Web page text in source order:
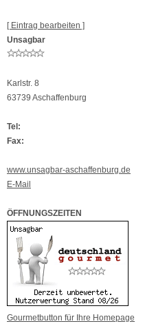
[ Eintrag bearbeiten ]
Unsagbar
Karlstr. 8
63739 Aschaffenburg
Tel:
Fax:
www.unsagbar-aschaffenburg.de
E-Mail
ÖFFNUNGSZEITEN
Gourmetbutton für Ihre Homepage